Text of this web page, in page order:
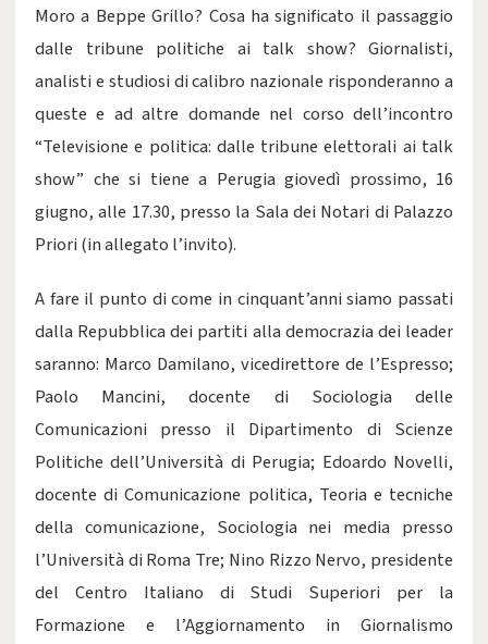
Moro a Beppe Grillo? Cosa ha significato il passaggio
dalle tribune politiche ai talk show? Giornalisti,
analisti e studiosi di calibro nazionale risponderanno a
queste e ad altre domande nel corso dell’incontro
“Televisione e politica: dalle tribune elettorali ai talk
show” che si tiene a Perugia giovedì prossimo, 16
giugno, alle 17.30, presso la Sala dei Notari di Palazzo
Priori (in allegato l’invito).
A fare il punto di come in cinquant’anni siamo passati
dalla Repubblica dei partiti alla democrazia dei leader
saranno: Marco Damilano, vicedirettore de l’Espresso;
Paolo Mancini, docente di Sociologia delle
Comunicazioni presso il Dipartimento di Scienze
Politiche dell’Università di Perugia; Edoardo Novelli,
docente di Comunicazione politica, Teoria e tecniche
della comunicazione, Sociologia nei media presso
l’Università di Roma Tre; Nino Rizzo Nervo, presidente
del Centro Italiano di Studi Superiori per la
Formazione e l’Aggiornamento in Giornalismo